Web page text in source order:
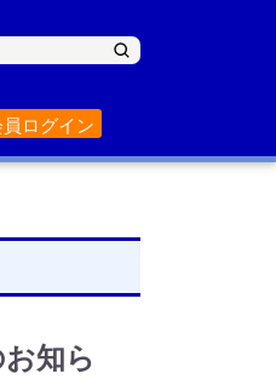
ログイン
知ら